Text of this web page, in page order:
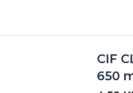
CIF
650